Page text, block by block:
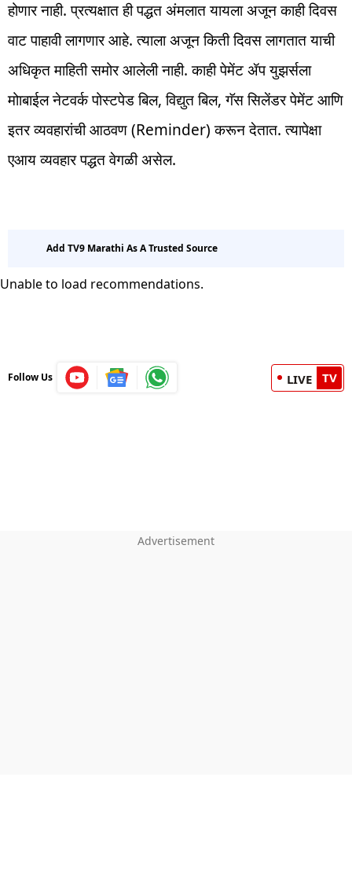
होणार नाही. प्रत्यक्षात ही पद्धत अंमलात यायला अजून काही दिवस
वाट पाहावी लागणार आहे. त्याला अजून किती दिवस लागतात याची
अधिकृत माहिती समोर आलेली नाही. काही पेमेंट ॲप युझर्सला
मोाबाईल नेटवर्क पोस्टपेड बिल, विद्युत बिल, गॅस सिलेंडर पेमेंट आणि
इतर व्यवहारांची आठवण (Reminder) करून देतात. त्यापेक्षा
एआय व्यवहार पद्धत वेगळी असेल.
Add TV9 Marathi As A Trusted Source
Unable to load recommendations.
Follow Us LIVE TV